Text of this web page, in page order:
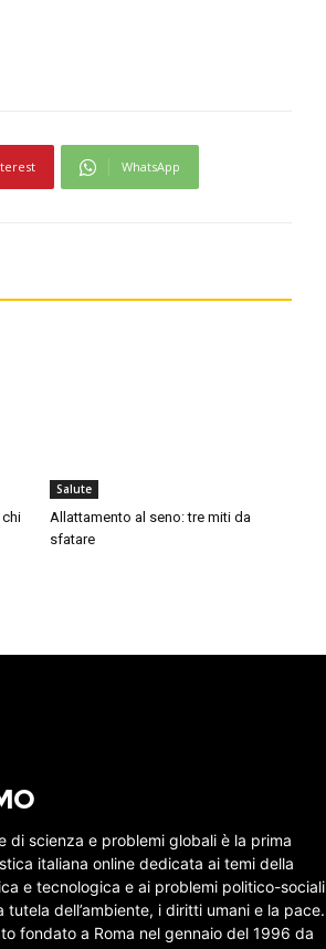
WhatsApp
Salute
Allattamento al seno: tre miti da
sfatare
di scienza e problemi globali è la prima
italiana online dedicata ai temi della
e tecnologica e ai problemi politico-sociali
tutela dell’ambiente, i diritti umani e la pace.
fondato a Roma nel gennaio del 1996 da